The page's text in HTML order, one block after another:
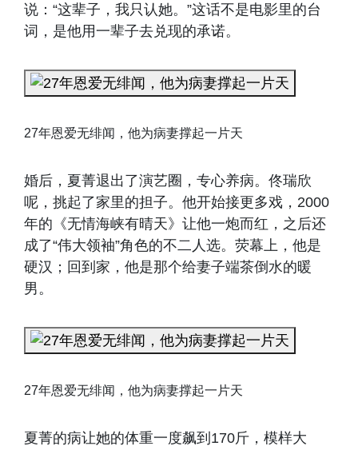
说：“这辈子，我只认她。”这话不是电影里的台
词，是他用一辈子去兑现的承诺。
27年恩爱无绯闻，他为病妻撑起一片天
婚后，夏菁退出了演艺圈，专心养病。佟瑞欣
呢，挑起了家里的担子。他开始接更多戏，2000
年的《无情海峡有晴天》让他一炮而红，之后还
成了“伟大领袖”角色的不二人选。荧幕上，他是
硬汉；回到家，他是那个给妻子端茶倒水的暖
男。
27年恩爱无绯闻，他为病妻撑起一片天
夏菁的病让她的体重一度飙到170斤，模样大